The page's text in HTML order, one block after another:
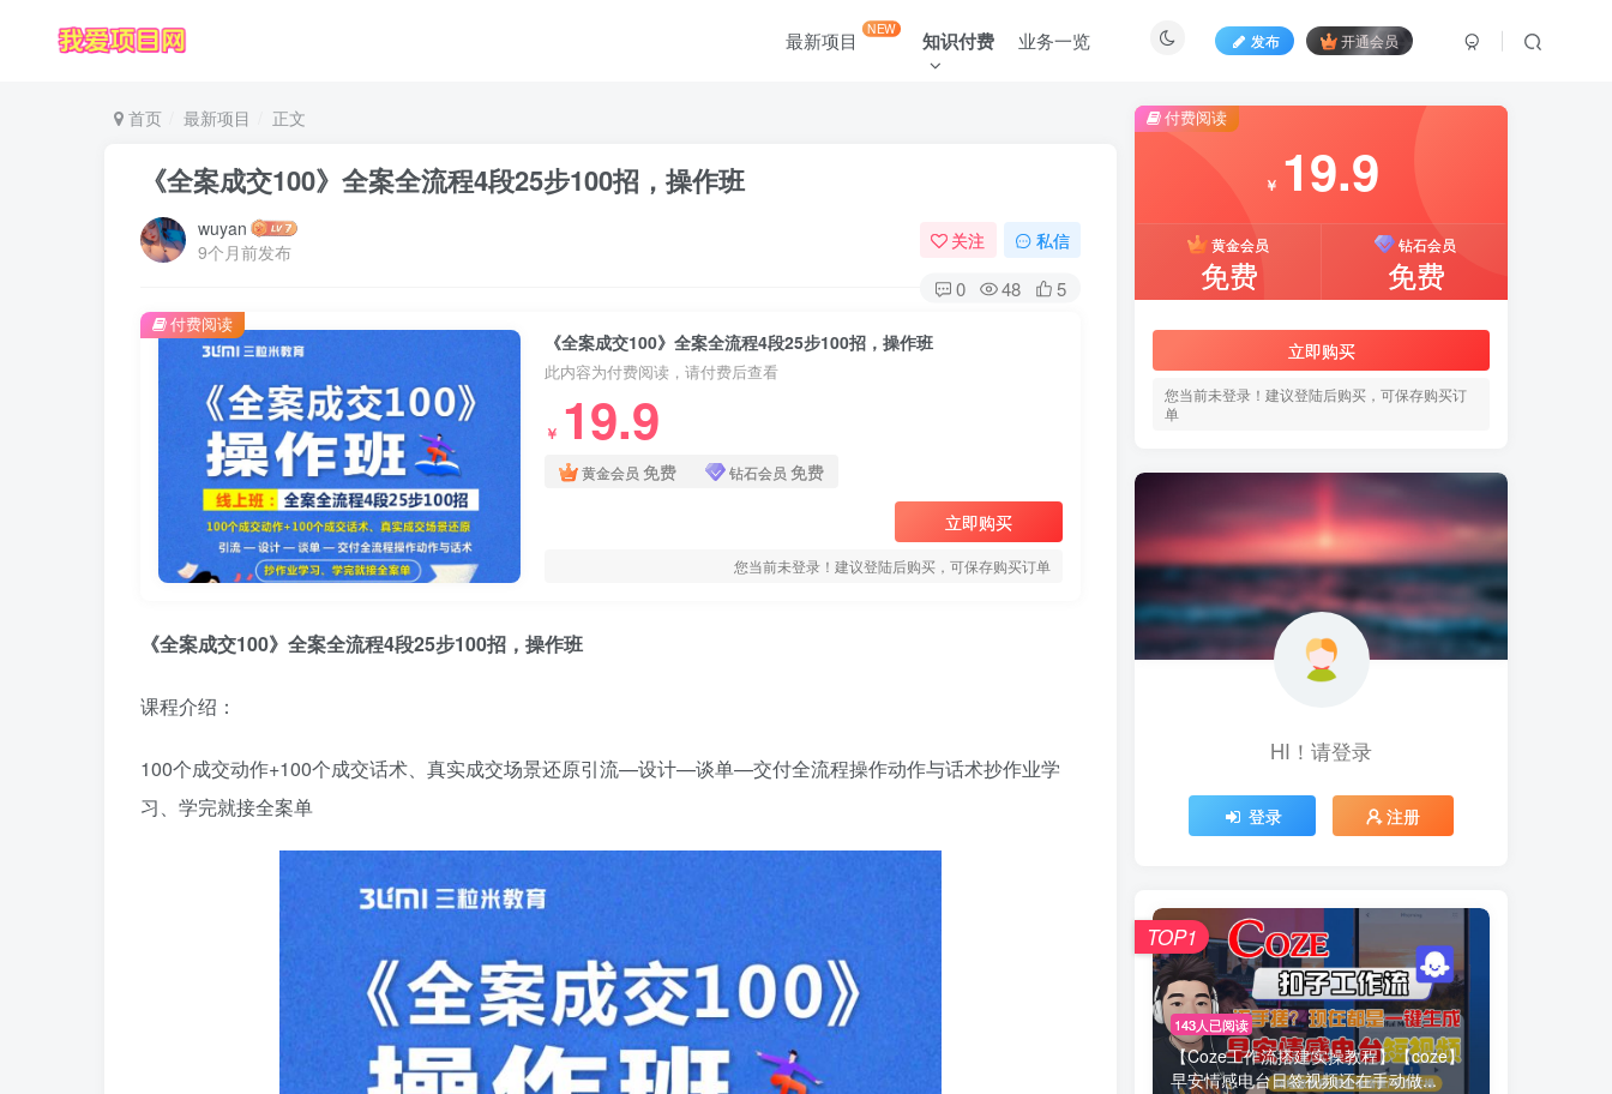
发布 开通会员
最新项目 NEW 知识付费 业务一览
首页 最新项目 正文
《全案成交100》全案全流程4段25步100招，操作班
wuyan
9个月前发布
关注 私信
0 48 5
《全案成交100》全案全流程4段25步100招，操作班
此内容为付费阅读，请付费后查看
￥ 19.9
黄金会员 免费 钻石会员 免费
立即购买
您当前未登录！建议登陆后购买，可保存购买订单
付费阅读
《全案成交100》全案全流程4段25步100招，操作班
课程介绍：
100个成交动作+100个成交话术、真实成交场景还原引流—设计—谈单—交付全流程操作动作与话术抄作业学
习、学完就接全案单
付费阅读
￥ 19.9
黄金会员
免费
钻石会员
免费
立即购买
您当前未登录！建议登陆后购买，可保存购买订
单
HI！请登录
登录 注册
143人已阅读
【Coze工作流搭建实操教程】【coze】
早安情感电台日签视频还在手动做...
TOP1
￥ 19.9
黄金会员
免费
钻石会员
免费
立即购买
您当前未登录！建议登陆后购买，可保存购买订
单
HI！请登录
登录 注册
143人已阅读
【Coze工作流搭建实操教程】【coze】
早安情感电台日签视频还在手动做...
TOP1